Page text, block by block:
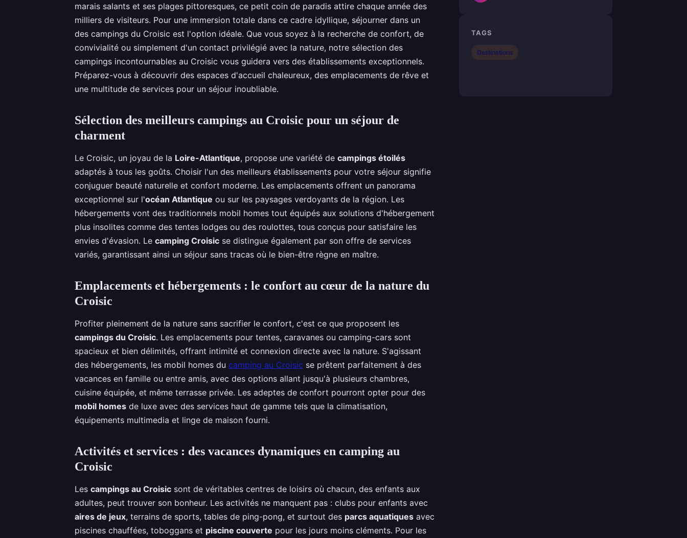
marais salants et ses plages pittoresques, ce petit coin de paradis attire chaque année des
milliers de visiteurs. Pour une immersion totale dans ce cadre idyllique, séjourner dans un
des campings du Croisic est l'option idéale. Que vous soyez à la recherche de confort, de
convivialité ou simplement d'un contact privilégié avec la nature, notre sélection des
campings incontournables au Croisic vous guidera vers des établissements exceptionnels.
Préparez-vous à découvrir des espaces d'accueil chaleureux, des emplacements de rêve et
une multitude de services pour un séjour inoubliable.
Sélection des meilleurs campings au Croisic pour un séjour de
charment
Le Croisic, un joyau de la Loire-Atlantique, propose une variété de campings étoilés
adaptés à tous les goûts. Choisir l'un des meilleurs établissements pour votre séjour signifie
conjuguer beauté naturelle et confort moderne. Les emplacements offrent un panorama
exceptionnel sur l'océan Atlantique ou sur les paysages verdoyants de la région. Les
hébergements vont des traditionnels mobil homes tout équipés aux solutions d'hébergement
plus insolites comme des tentes lodges ou des roulottes, tous conçus pour satisfaire les
envies d'évasion. Le camping Croisic se distingue également par son offre de services
variés, garantissant ainsi un séjour sans tracas où le bien-être règne en maître.
Emplacements et hébergements : le confort au cœur de la nature du
Croisic
Profiter pleinement de la nature sans sacrifier le confort, c'est ce que proposent les
campings du Croisic. Les emplacements pour tentes, caravanes ou camping-cars sont
spacieux et bien délimités, offrant intimité et connexion directe avec la nature. S'agissant
des hébergements, les mobil homes du camping au Croisic se prêtent parfaitement à des
vacances en famille ou entre amis, avec des options allant jusqu'à plusieurs chambres,
cuisine équipée, et même terrasse privée. Les adeptes de confort pourront opter pour des
mobil homes de luxe avec des services haut de gamme tels que la climatisation,
équipements multimedia et linge de maison fourni.
Activités et services : des vacances dynamiques en camping au
Croisic
Les campings au Croisic sont de véritables centres de loisirs où chacun, des enfants aux
adultes, peut trouver son bonheur. Les activités ne manquent pas : clubs pour enfants avec
aires de jeux, terrains de sports, tables de ping-pong, et surtout des parcs aquatiques avec
piscines chauffées, toboggans et piscine couverte pour les jours moins cléments. Pour les
TAGS
Destinations